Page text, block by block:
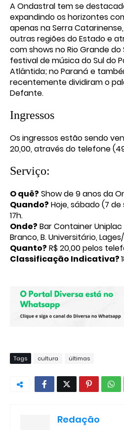
A Ondastral tem se
expandindo os horizontes
apenas na Serra
outras regiões do Estado e
com shows no Rio Grande do
festival de música do Sul do
Atlântida; no Paraná e
recentemente dividiram o
Defante.
Ingressos
Os ingressos estão sendo
20,00, através do telefone
Serviço:
O quê? Show de 9 anos da
Quando? Hoje, sábado (7
17h.
Onde? Bar Container
Branco, B. Universitário,
Quanto? R$ 20,00 pelos
Classificação Indicativa?
Tags cultura últimas
Redação